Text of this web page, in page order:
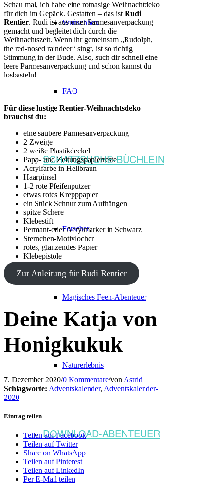
Wunschbox
FAQ
SCHATZSUCHE-BÜCHLEIN
Forscher
Magisches Feen-Abenteuer
Naturerlebnis
DOWNLOAD-ABENTEUER
Schau mal, ich habe eine rotnasige Weihnachtdeko
für dich im Gepäck. Gestatten – das ist Rudi
Rentier. Rudi ist aus einer Parmesanverpackung
gemacht und begleitet dich durch die
Weihnachtszeit. Wenn ihr gemeinsam „Rudolph,
the red-nosed raindeer“ singt, ist so richtig
Stimmung in der Bude. Also, such dir schnell eine
leere Parmesanverpackung und schon kannst du
losbasteln!
Für diese lustige Rentier-Weihnachtsdeko
brauchst du:
eine saubere Parmesanverpackung
2 Zweige
2 weiße Plastikdeckel
Papp- und Zeitungspapierreste
Acrylfarbe in Hellbraun
Haarpinsel
1-2 rote Pfeifenputzer
etwas rotes Krepppapier
ein Stück Schnur zum Aufhängen
spitze Schere
Klebestift
Permant-oder Acrylmarker in Schwarz
Sternchen-Motivlocher
rotes, glänzendes Papier
Klebepistole
Zur Anleitung für Rudi Rentier
Deine Katja von
Honigkukuk
7. Dezember 2020/0 Kommentare/von Astrid
Schlagworte: Adventskalender, Adventskalender-
2020
Eintrag teilen
Teilen auf Facebook
Teilen auf Twitter
Share on WhatsApp
Teilen auf Pinterest
Teilen auf LinkedIn
Per E-Mail teilen